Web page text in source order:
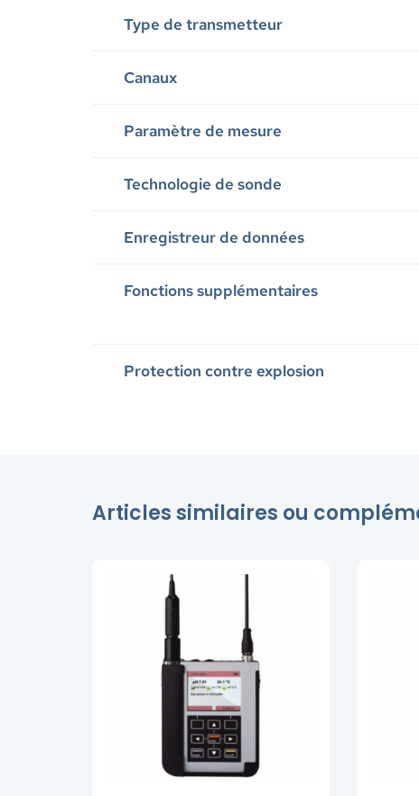
Type de transmetteur
Canaux
Paramètre de mesure
Technologie de sonde
Enregistreur de données
Fonctions supplémentaires
Protection contre explosion
Articles similaires ou